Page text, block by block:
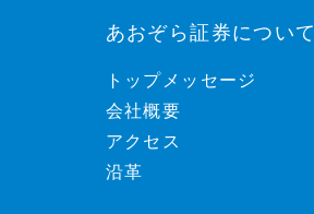
あおぞら証券について
トップメッセージ
会社概要
アクセス
沿革